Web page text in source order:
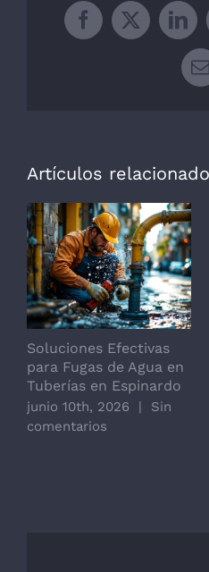
Facebook
X
Artículos
Soluciones Efectivas
para Fugas de Agua en
Tuberías en Espinardo
junio 10th, 2026 |
Sin
comentarios